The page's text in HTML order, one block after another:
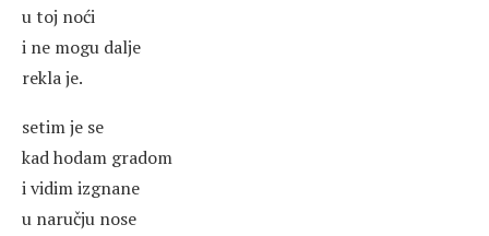
u toj noći
i ne mogu dalje
rekla je.
setim je se
kad hodam gradom
i vidim izgnane
u naručju nose